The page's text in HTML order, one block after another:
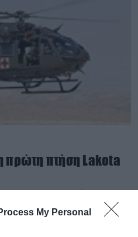
My Personal
πρώτη πτήση Lakota
στις 12 Αυγούστου η
Ιούνιο
πτήση του ελαφρού